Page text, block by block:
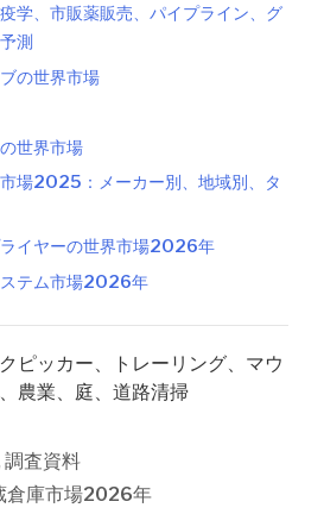
学、市販薬販売、パイプライン、グ
測
の世界市場
世界市場
市場2025：メーカー別、地域別、タ
イヤーの世界市場2026年
テム市場2026年
ピッカー、トレーリング、マウ
農業、庭、道路清掃
調査資料
倉庫市場2026年